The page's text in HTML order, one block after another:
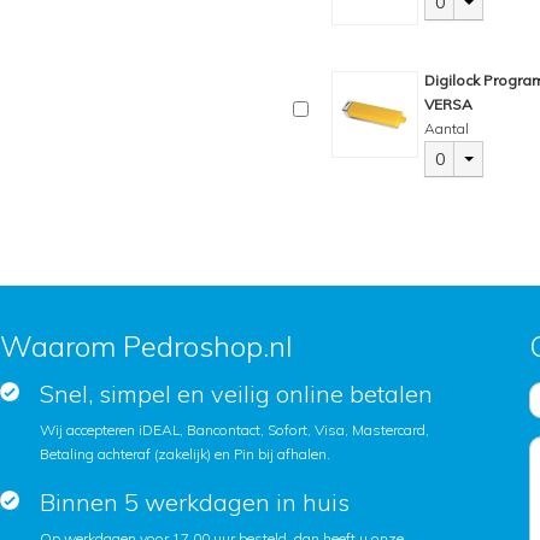
Digilock
VERSA
Aantal
0
Waarom Pedroshop.nl
Snel, simpel en veilig online betalen
Wij accepteren iDEAL, Bancontact, Sofort, Visa, Mastercard,
Betaling achteraf (zakelijk) en Pin bij afhalen.
Binnen 5 werkdagen in huis